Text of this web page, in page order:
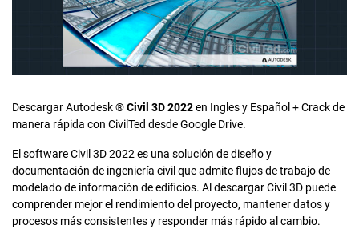
Descargar Autodesk ®Civil 3D 2022en Ingles y Español + Crack de
manera rápida con CivilTed desde Google Drive.
El software Civil 3D 2022 es una solución de diseño y
documentación de ingeniería civil que admite flujos de trabajo de
modelado de información de edificios. Al descargar Civil 3D puede
comprender mejor el rendimiento del proyecto, mantener datos y
procesos más consistentes y responder más rápido al cambio.